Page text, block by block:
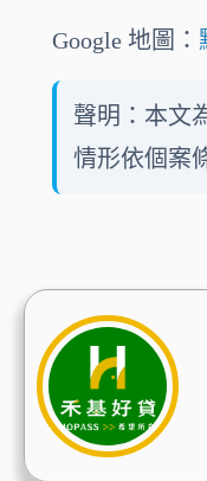
Google 地圖：
聲明：本文
情形依個案